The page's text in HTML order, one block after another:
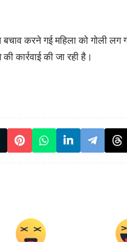
करने गई महिला को गोली लग
कार्रवाई की जा रही है।